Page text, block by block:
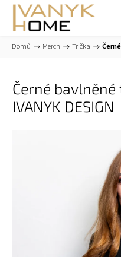
Domů / Merch / Trička /
Černé bavlněné
IVANYK DESIGN